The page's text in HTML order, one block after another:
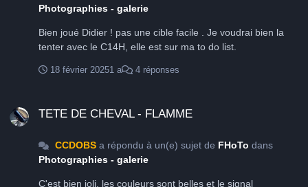
Photographies - galerie
Bien joué Didier ! pas une cible facile . Je voudrai bien la
tenter avec le C14H, elle est sur ma to do list.
18 février 20251 a 4 réponses
TETE DE CHEVAL - FLAMME
CCDOBSa répondu à un(e) sujet de FHoTo dans
Photographies - galerie
C'est bien joli, les couleurs sont belles et le signal